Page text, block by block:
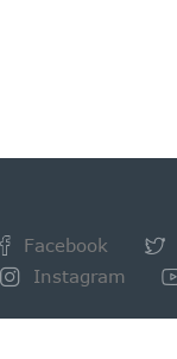
Facebook
Instagram